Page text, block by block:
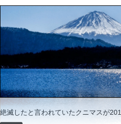
絶滅したと言われていたクニマスが